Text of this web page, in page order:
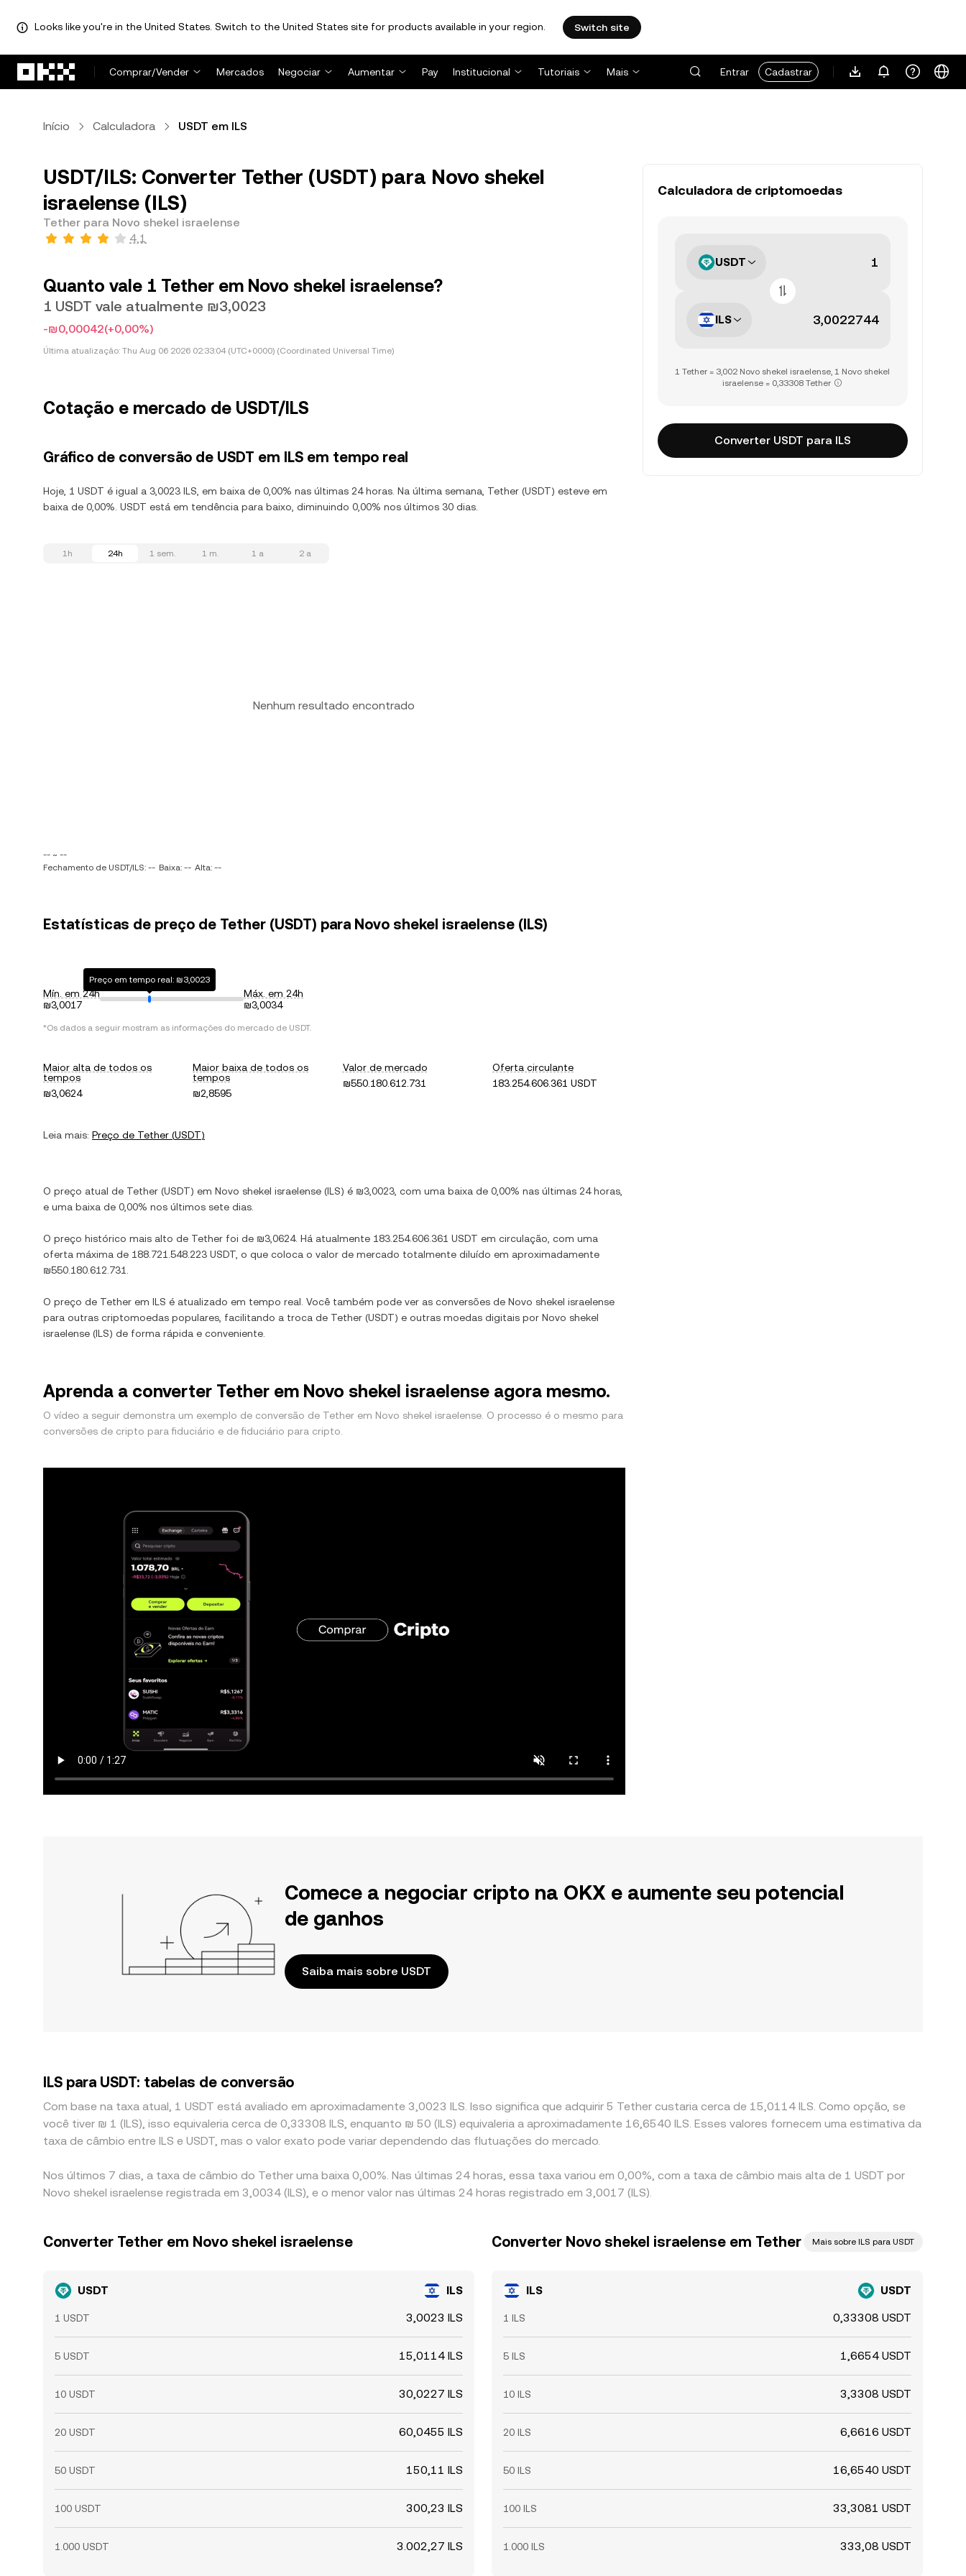
Looks like you're in the United States. Switch to the United States site for products available in your region. Switch site
Comprar/Vender
Mercados Negociar Aumentar Pay Institucional Tutoriais Mais Entrar Cadastrar
Início Calculadora USDT em ILS
USDT/ILS: Converter Tether (USDT) para Novo shekel
israelense (ILS)
Tether para Novo shekel israelense
4,1
Quanto vale 1 Tether em Novo shekel israelense?
1 USDT vale atualmente ₪3,0023
-₪0,00042(+0,00%)
Última atualização: Thu Aug 06 2026 02:33:04 (UTC+0000) (Coordinated Universal Time)
Cotação e mercado de USDT/ILS
Gráfico de conversão de USDT em ILS em tempo real
Hoje, 1 USDT é igual a 3,0023 ILS, em baixa de 0,00% nas últimas 24 horas. Na última semana, Tether (USDT) esteve em
baixa de 0,00%. USDT está em tendência para baixo, diminuindo 0,00% nos últimos 30 dias.
1h 24h 1 sem. 1 m. 1 a 2 a
Nenhum resultado encontrado
-- ~ --
Fechamento de USDT/ILS: -- Baixa: -- Alta: --
Estatísticas de preço de Tether (USDT) para Novo shekel israelense (ILS)
Mín. em 24h
₪3,0017
Preço em tempo real: ₪3,0023
Máx. em 24h
₪3,0034
*Os dados a seguir mostram as informações do mercado de USDT.
Maior alta de todos os
tempos
₪3,0624
Maior baixa de todos os
tempos
₪2,8595
Valor de mercado
₪550.180.612.731
Oferta circulante
183.254.606.361 USDT
Leia mais: Preço de Tether (USDT)
O preço atual de Tether (USDT) em Novo shekel israelense (ILS) é ₪3,0023 , com uma baixa de 0,00% nas últimas 24 horas,
e uma baixa de 0,00% nos últimos sete dias.
O preço histórico mais alto de Tether foi de ₪3,0624. Há atualmente 183.254.606.361 USDT em circulação, com uma
oferta máxima de 188.721.548.223 USDT , o que coloca o valor de mercado totalmente diluído em aproximadamente
₪550.180.612.731
O preço de Tether em ILS é atualizado em tempo real. Você também pode ver as conversões de Novo shekel israelense
para outras criptomoedas populares, facilitando a troca de Tether (USDT) e outras moedas digitais por Novo shekel
israelense (ILS) de forma rápida e conveniente.
Aprenda a converter Tether em Novo shekel israelense agora mesmo.
O vídeo a seguir demonstra um exemplo de conversão de Tether em Novo shekel israelense. O processo é o mesmo para
conversões de cripto para fiduciário e de fiduciário para cripto.
Calculadora de criptomoedas
USDT
ILS
1 Tether = 3,002 Novo shekel israelense, 1 Novo shekel
israelense = 0,33308 Tether
Converter USDT para ILS
Comece a negociar cripto na OKX e aumente seu potencial
de ganhos
Saiba mais sobre USDT
ILS para USDT: tabelas de conversão
Com base na taxa atual, 1 USDT está avaliado em aproximadamente 3,0023 ILS. Isso significa que adquirir 5 Tether custaria cerca de 15,0114 ILS. Como opção, se
você tiver ₪ 1 (ILS), isso equivaleria cerca de 0,33308 ILS, enquanto ₪ 50 (ILS) equivaleria a aproximadamente 16,6540 ILS. Esses valores fornecem uma estimativa da
taxa de câmbio entre ILS e USDT, mas o valor exato pode variar dependendo das flutuações do mercado.
Nos últimos 7 dias, a taxa de câmbio do Tether uma baixa 0,00%. Nas últimas 24 horas, essa taxa variou em 0,00%, com a taxa de câmbio mais alta de 1 USDT por
Novo shekel israelense registrada em 3,0034 (ILS), e o menor valor nas últimas 24 horas registrado em 3,0017 (ILS).
Converter Tether em Novo shekel israelense
USDT ILS
1 USDT 3,0023 ILS
5 USDT 15,0114 ILS
10 USDT 30,0227 ILS
20 USDT 60,0455 ILS
50 USDT 150,11 ILS
100 USDT 300,23 ILS
1.000 USDT 3.002,27 ILS
Converter Novo shekel israelense em Tether Mais sobre ILS para USDT
ILS USDT
1 ILS 0,33308 USDT
5 ILS 1,6654 USDT
10 ILS 3,3308 USDT
20 ILS 6,6616 USDT
50 ILS 16,6540 USDT
100 ILS 33,3081 USDT
1.000 ILS 333,08 USDT